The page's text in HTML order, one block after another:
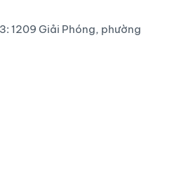
1209 Giải Phóng, phường